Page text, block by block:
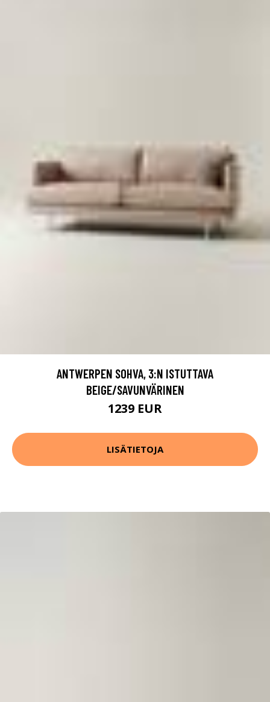
ANTWERPEN SOHVA, 3:N ISTUTTAVA
BEIGE/SAVUNVÄRINEN
1239 EUR
LISÄTIETOJA